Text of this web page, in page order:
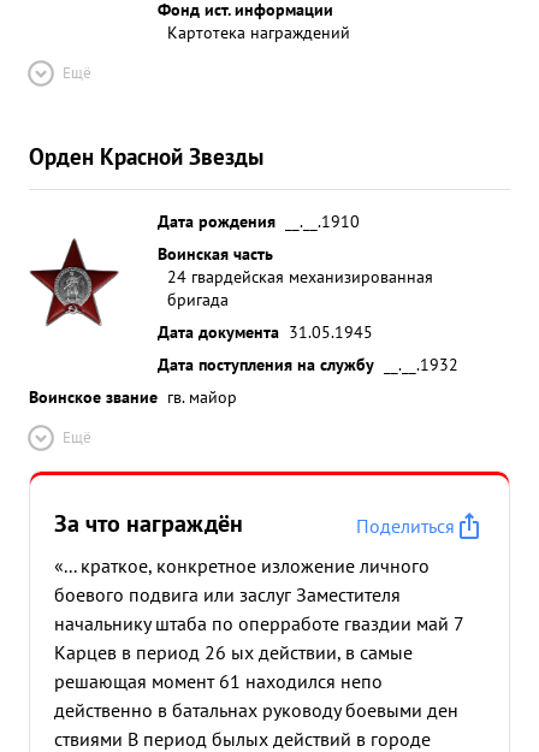
Фонд ист. информации
Картотека награждений
Ещё
Орден Красной Звезды
Дата рождения
__.__.1910
Воинская часть
24 гвардейская механизированная
бригада
Дата документа 31.05.1945
Дата поступления на службу
__.__.1932
Воинское звание гв. майор
Ещё
За что награждён
Поделиться
«... краткое, конкретное изложение личного
боевого подвига или заслуг Заместителя
начальнику штаба по оперработе гваздии май 7
Карцев в период 26 ых действии, в самые
решающая момент 61 находился непо
действенно в батальнах руководу боевыми ден
ствиями В период былых действий в городе